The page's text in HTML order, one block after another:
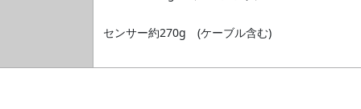
センサー約270g (ケーブル含む)